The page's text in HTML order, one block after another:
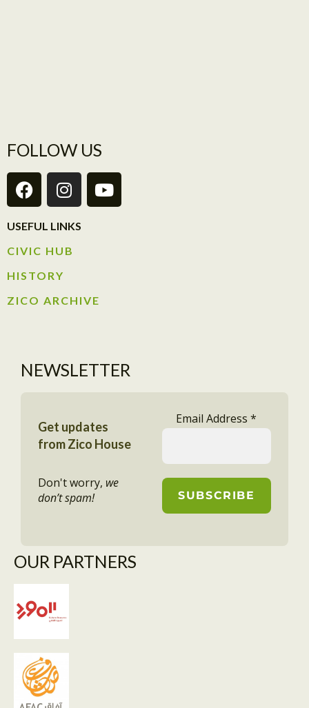
FOLLOW US
USEFUL LINKS
CIVIC HUB​
HISTORY​
ZICO ARCHIVE
NEWSLETTER
Get updates
from Zico House
Don't worry, we
don’t spam!
Email Address*
OUR PARTNERS